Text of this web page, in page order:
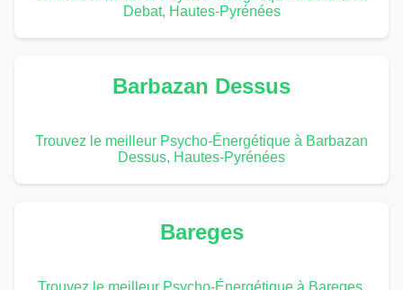
Debat, Hautes-Pyrénées
Barbazan Dessus
Trouvez le meilleur Psycho-Énergétique à Barbazan
Dessus, Hautes-Pyrénées
Bareges
Trouvez le meilleur Psycho-Énergétique à Bareges,